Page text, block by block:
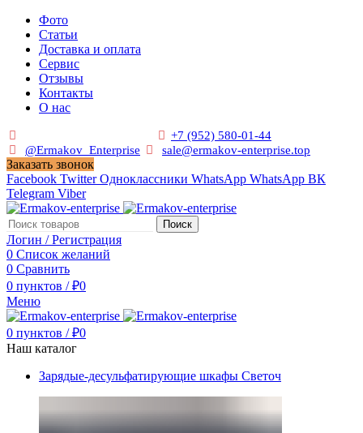
Фото
Статьи
Доставка и оплата
Сервис
Отзывы
Контакты
О нас
+7 (952) 580-01-44
@Ermakov_Enterprise
sale@ermakov-enterprise.top
Заказать звонок
Facebook Twitter Одноклассники WhatsApp WhatsApp ВК
Telegram Viber
Поиск
Логин / Регистрация
0 Список желаний
0 Сравнить
0 пунктов / ₽0
Меню
0 пунктов / ₽0
Наш каталог
Зарядые-десульфатирующие шкафы Светоч